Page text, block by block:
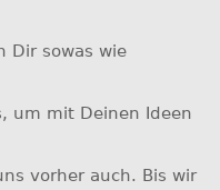
Dir sowas wie
um mit Deinen Ideen
vorher auch. Bis wir